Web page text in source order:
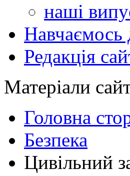
наші
Навчаємось
Редакція
Матеріали
Головна
Безпека
Цивільний